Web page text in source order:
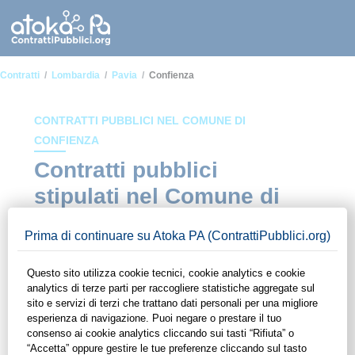
Contratti Lombardia Pavia Confienza
CONTRATTI PUBBLICI NEL COMUNE DI
CONFIENZA
Contratti pubblici
stipulati nel Comune di
all'interno del Comune di Confienza. Grazie alle funzionalità
di ContrattiPubblici.org potrai monitorare la scadenza dei
contratti pubblici di tuo interesse e programmare la tua attività
commerciale con le Pubbliche Amministrazioni con largo
anticipo. Il servizio di ContrattiPubblici.org offre agli utenti 7
giorni di prova gratuiti per avere l'opportunità di conoscere e